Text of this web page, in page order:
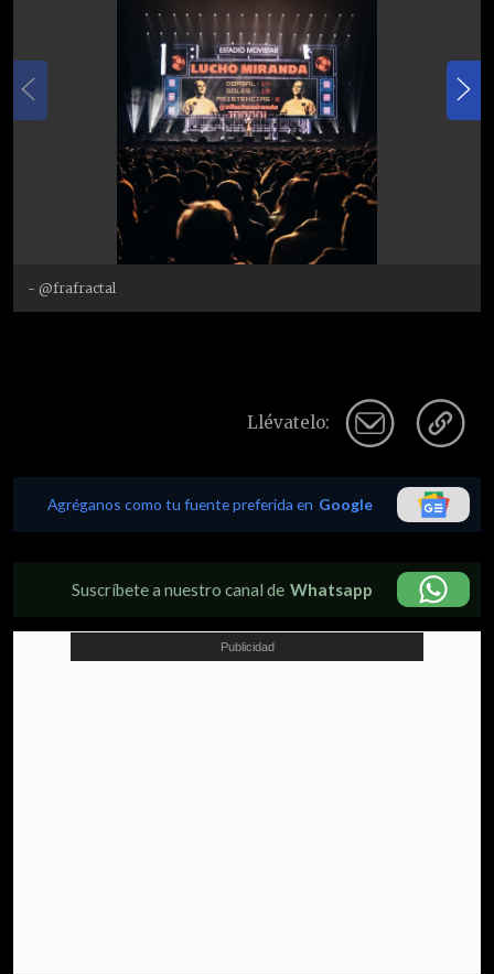
- @frafractal
Llévatelo:
Agréganos como tu fuente preferida en Google
Suscríbete a nuestro canal de Whatsapp